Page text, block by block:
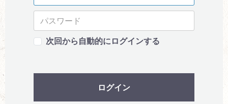
次回から自動的にログインする
ログイン